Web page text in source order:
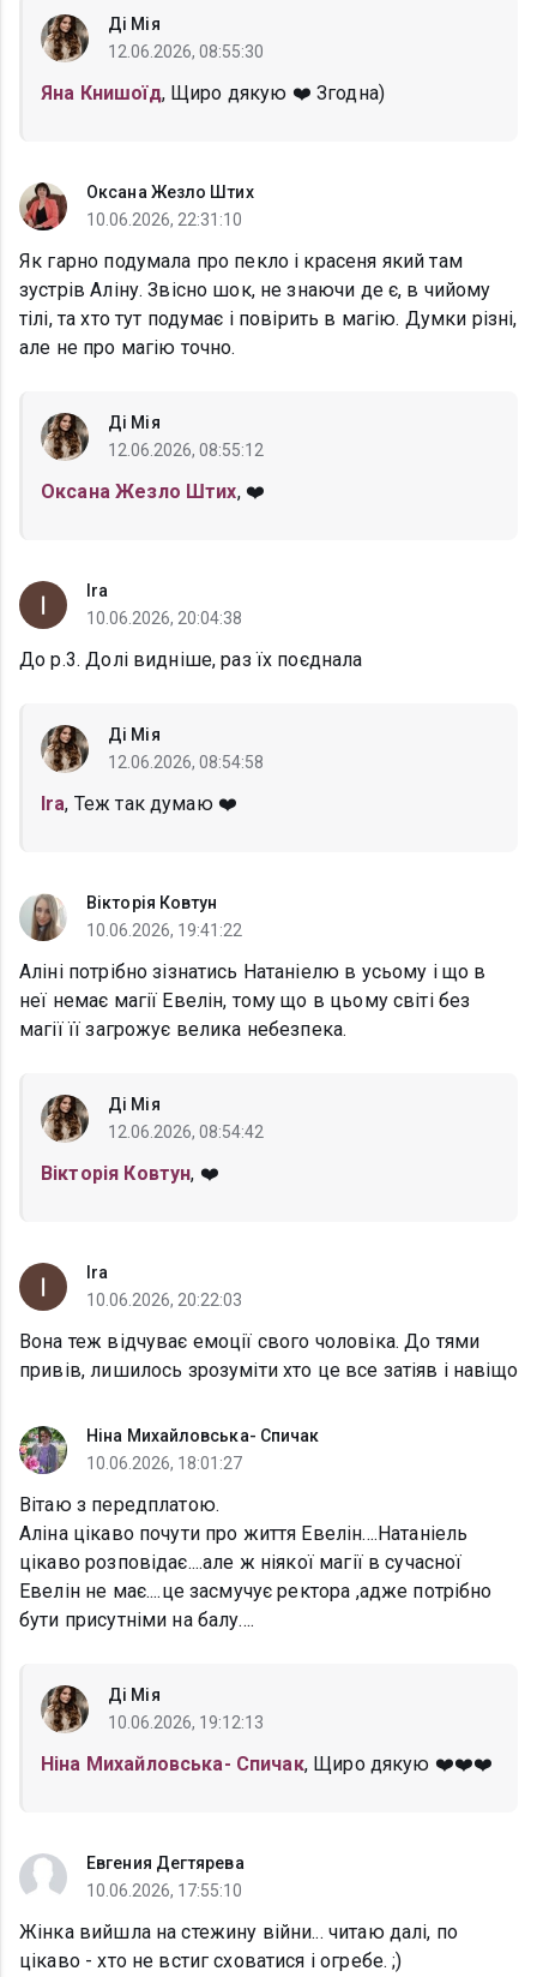
Ді Мія
12.06.2026, 08:55:30
Яна Книшоїд, Щиро дякую ❤️ Згодна)
Оксана Жезло Штих
10.06.2026, 22:31:10
Як гарно подумала про пекло і красеня який там
зустрів Аліну. Звісно шок, не знаючи де є, в чийому
тілі, та хто тут подумає і повірить в магію. Думки різні,
але не про магію точно.
Ді Мія
12.06.2026, 08:55:12
Оксана Жезло Штих, ❤️
Ira
10.06.2026, 20:04:38
До р.3. Долі видніше, раз їх поєднала
Ді Мія
12.06.2026, 08:54:58
Ira, Теж так думаю ❤️
Вікторія Ковтун
10.06.2026, 19:41:22
Аліні потрібно зізнатись Натаніелю в усьому і що в
неї немає магії Евелін, тому що в цьому світі без
магії її загрожує велика небезпека.
Ді Мія
12.06.2026, 08:54:42
Вікторія Ковтун, ❤️
Ira
10.06.2026, 20:22:03
Вона теж відчуває емоції свого чоловіка. До тями
привів, лишилось зрозуміти хто це все затіяв і навіщо
Ніна Михайловська- Спичак
10.06.2026, 18:01:27
Вітаю з передплатою.
Аліна цікаво почути про життя Евелін....Натаніель
цікаво розповідає....але ж ніякої магії в сучасної
Евелін не має....це засмучує ректора ,адже потрібно
бути присутніми на балу....
Ді Мія
10.06.2026, 19:12:13
Ніна Михайловська- Спичак, Щиро дякую ❤️❤️❤️
Евгения Дегтярева
10.06.2026, 17:55:10
Жінка вийшла на стежину війни... читаю далі, по
цікаво - хто не встиг сховатися і огребе. ;)